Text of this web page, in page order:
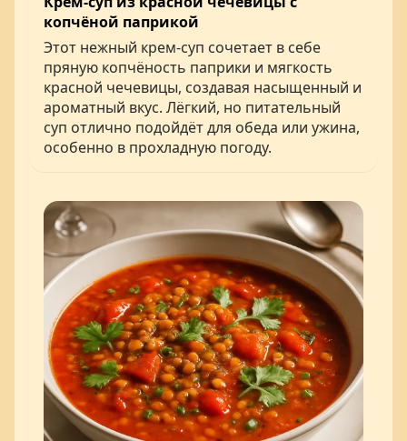
копчёной паприкой
Этот нежный крем-суп сочетает в себе
пряную копчёность паприки и мягкость
красной чечевицы, создавая насыщенный и
ароматный вкус. Лёгкий, но питательный
суп отлично подойдёт для обеда или ужина,
особенно в прохладную погоду.